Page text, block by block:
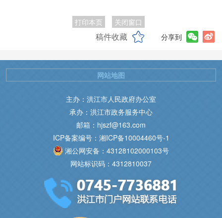
打印本页 关闭窗口
稿件收藏 分享到
主办：洪江市人民政府办公室
承办：洪江市政务服务中心
邮箱：hjszf@163.com
ICP备案编号：湘ICP备10004460号-1
湘公网安备：43128102000103号
网站标识码：4312810037
网站地图